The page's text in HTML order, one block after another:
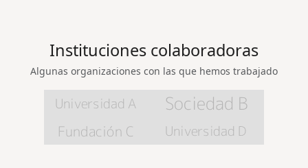
Instituciones colaboradoras
Algunas organizaciones con las que hemos trabajado